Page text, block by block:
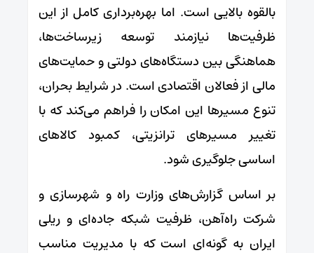
بالقوه بالایی است. اما بهره‌برداری کامل از این
ظرفیت‌ها نیازمند توسعه زیرساخت‌ها،
هماهنگی بین دستگاه‌های دولتی و حمایت‌های
مالی از فعالان اقتصادی است. در شرایط بحران،
تنوع مسیرها این امکان را فراهم می‌کند که با
تغییر مسیرهای ترانزیتی، کمبود کالاهای
اساسی جلوگیری شود.
بر اساس گزارش‌های وزارت راه و شهرسازی و
شرکت راه‌آهن، ظرفیت شبکه جاده‌ای و ریلی
ایران به گونه‌ای است که با مدیریت مناسب